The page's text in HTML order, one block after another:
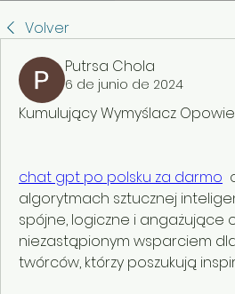
Volver
Putrsa Chola
6 de junio de 2024
Kumulujący Wymyślacz
chat gpt po polsku za darmo
algorytmach sztucznej
spójne, logiczne i angażujące
niezastąpionym wsparciem
twórców, którzy poszukują